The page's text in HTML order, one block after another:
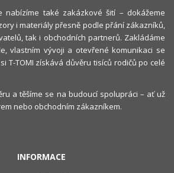
nabízíme také zakázkové šití – dokážeme
i materiály přesně podle přání zákazníků,
tak i obchodních partnerů. Zakládáme
vlastním vývoji a otevřené komunikaci se
T-TOMI získává důvěru tisíců rodičů po celé
a těšíme se na budoucí spolupráci – ať už
nebo obchodním zákazníkem.
INFORMACE